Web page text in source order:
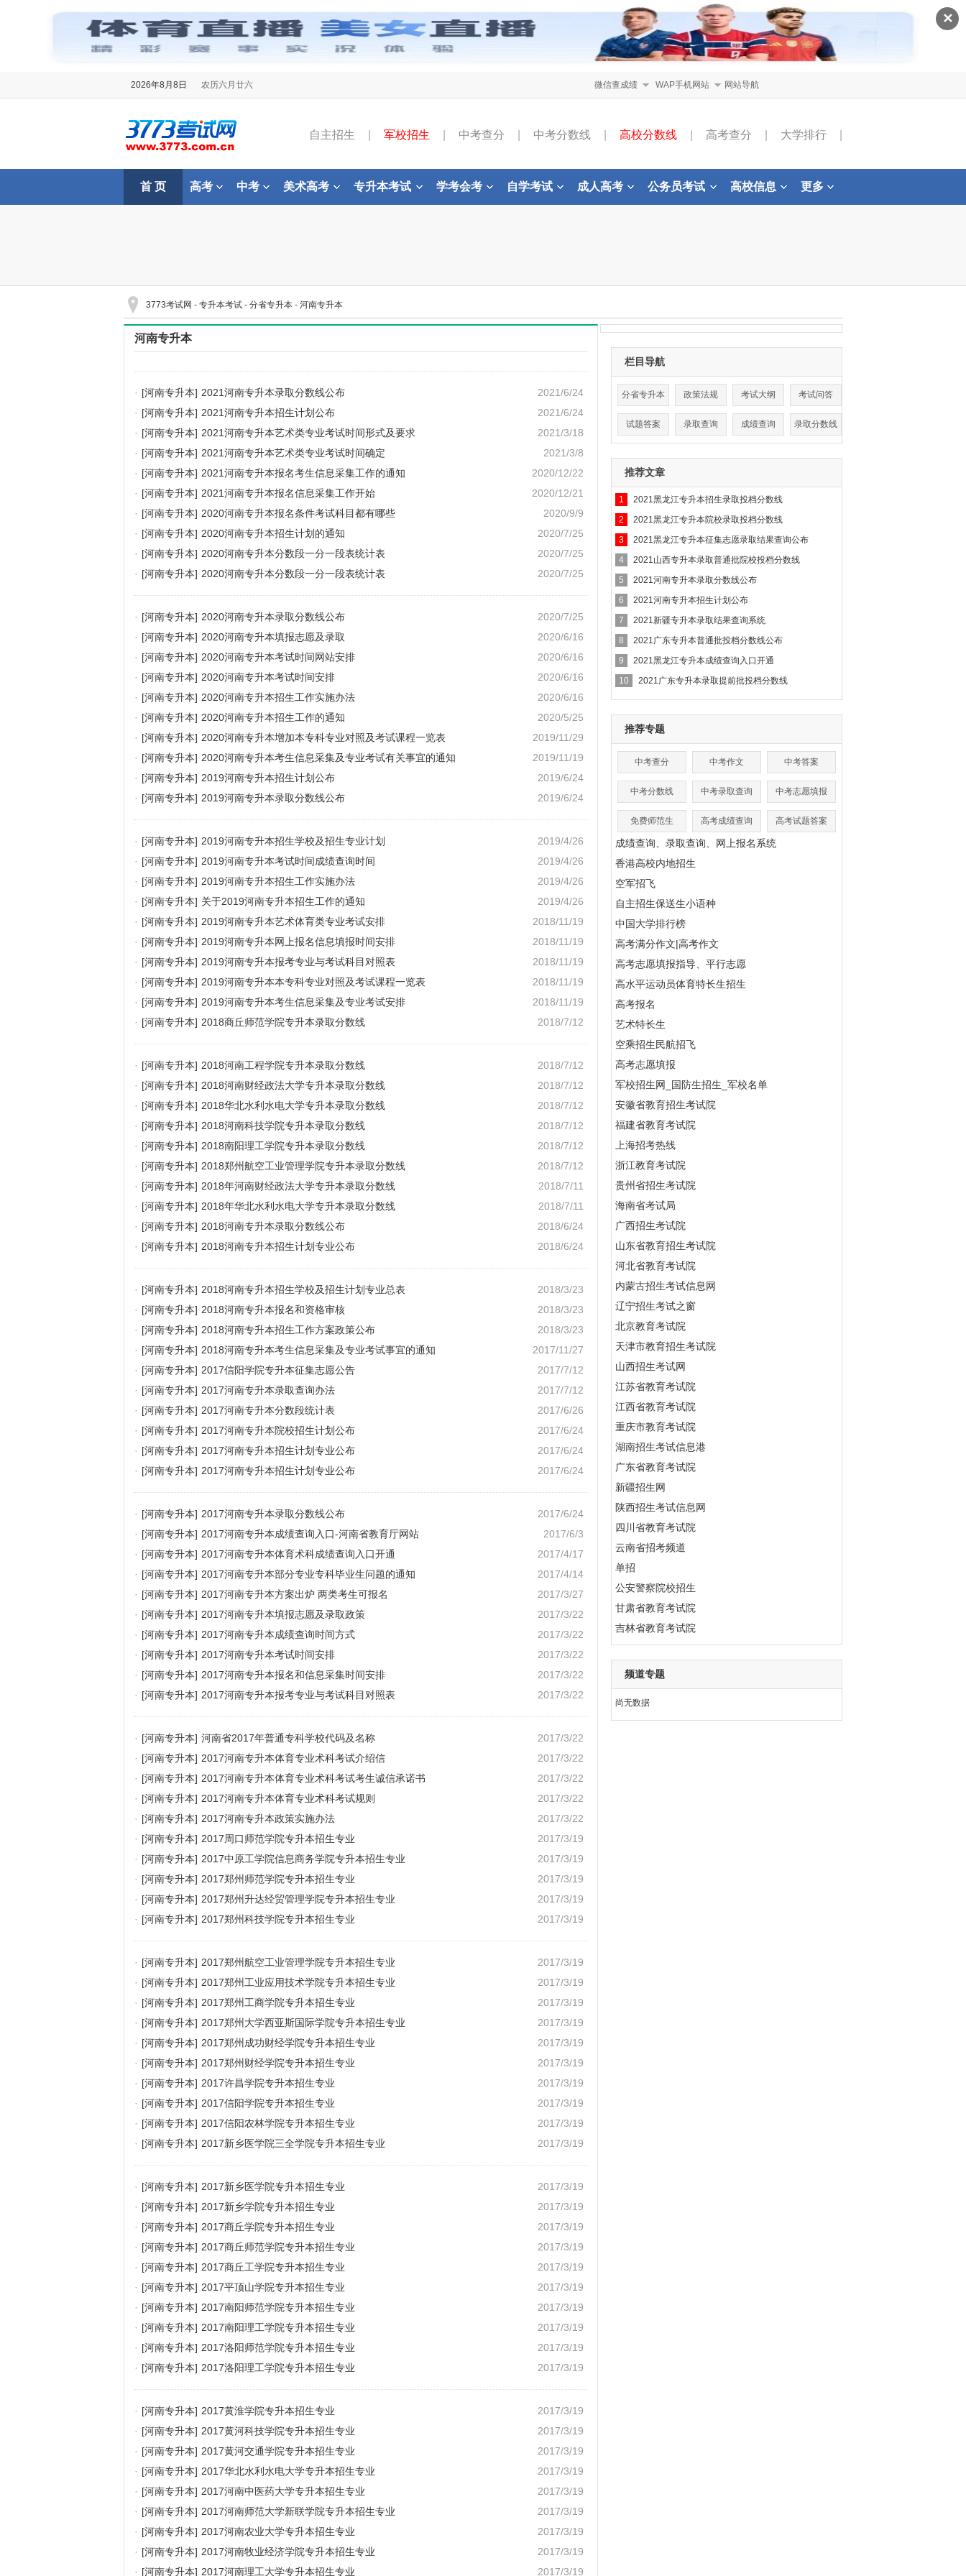
✕
2026年8月8日 农历六月廿六 微信查成绩 WAP手机网站 网站导航
自主招生 军校招生 中考查分 中考分数线 高校分数线 高考查分 大学排行
首 页 高考 中考 美术高考 专升本考试 学考会考 自学考试 成人高考 公务员考试 高校信息 更多
3773考试网 - 专升本考试 - 分省专升本 - 河南专升本
河南专升本
2021/6/24
· [河南专升本] 2021河南专升本录取分数线公布
2021/6/24
· [河南专升本] 2021河南专升本招生计划公布
2021/3/18
· [河南专升本] 2021河南专升本艺术类专业考试时间形式及要求
2021/3/8
· [河南专升本] 2021河南专升本艺术类专业考试时间确定
2020/12/22
· [河南专升本] 2021河南专升本报名考生信息采集工作的通知
2020/12/21
· [河南专升本] 2021河南专升本报名信息采集工作开始
2020/9/9
· [河南专升本] 2020河南专升本报名条件考试科目都有哪些
2020/7/25
· [河南专升本] 2020河南专升本招生计划的通知
2020/7/25
· [河南专升本] 2020河南专升本分数段一分一段表统计表
2020/7/25
· [河南专升本] 2020河南专升本分数段一分一段表统计表
2020/7/25
· [河南专升本] 2020河南专升本录取分数线公布
2020/6/16
· [河南专升本] 2020河南专升本填报志愿及录取
2020/6/16
· [河南专升本] 2020河南专升本考试时间网站安排
2020/6/16
· [河南专升本] 2020河南专升本考试时间安排
2020/6/16
· [河南专升本] 2020河南专升本招生工作实施办法
2020/5/25
· [河南专升本] 2020河南专升本招生工作的通知
2019/11/29
· [河南专升本] 2020河南专升本增加本专科专业对照及考试课程一览表
2019/11/19
· [河南专升本] 2020河南专升本考生信息采集及专业考试有关事宜的通知
2019/6/24
· [河南专升本] 2019河南专升本招生计划公布
2019/6/24
· [河南专升本] 2019河南专升本录取分数线公布
2019/4/26
· [河南专升本] 2019河南专升本招生学校及招生专业计划
2019/4/26
· [河南专升本] 2019河南专升本考试时间成绩查询时间
2019/4/26
· [河南专升本] 2019河南专升本招生工作实施办法
2019/4/26
· [河南专升本] 关于2019河南专升本招生工作的通知
2018/11/19
· [河南专升本] 2019河南专升本艺术体育类专业考试安排
2018/11/19
· [河南专升本] 2019河南专升本网上报名信息填报时间安排
2018/11/19
· [河南专升本] 2019河南专升本报考专业与考试科目对照表
2018/11/19
· [河南专升本] 2019河南专升本本专科专业对照及考试课程一览表
2018/11/19
· [河南专升本] 2019河南专升本考生信息采集及专业考试安排
2018/7/12
· [河南专升本] 2018商丘师范学院专升本录取分数线
2018/7/12
· [河南专升本] 2018河南工程学院专升本录取分数线
2018/7/12
· [河南专升本] 2018河南财经政法大学专升本录取分数线
2018/7/12
· [河南专升本] 2018华北水利水电大学专升本录取分数线
2018/7/12
· [河南专升本] 2018河南科技学院专升本录取分数线
2018/7/12
· [河南专升本] 2018南阳理工学院专升本录取分数线
2018/7/12
· [河南专升本] 2018郑州航空工业管理学院专升本录取分数线
2018/7/11
· [河南专升本] 2018年河南财经政法大学专升本录取分数线
2018/7/11
· [河南专升本] 2018年华北水利水电大学专升本录取分数线
2018/6/24
· [河南专升本] 2018河南专升本录取分数线公布
2018/6/24
· [河南专升本] 2018河南专升本招生计划专业公布
2018/3/23
· [河南专升本] 2018河南专升本招生学校及招生计划专业总表
2018/3/23
· [河南专升本] 2018河南专升本报名和资格审核
2018/3/23
· [河南专升本] 2018河南专升本招生工作方案政策公布
2017/11/27
· [河南专升本] 2018河南专升本考生信息采集及专业考试事宜的通知
2017/7/12
· [河南专升本] 2017信阳学院专升本征集志愿公告
2017/7/12
· [河南专升本] 2017河南专升本录取查询办法
2017/6/26
· [河南专升本] 2017河南专升本分数段统计表
2017/6/24
· [河南专升本] 2017河南专升本院校招生计划公布
2017/6/24
· [河南专升本] 2017河南专升本招生计划专业公布
2017/6/24
· [河南专升本] 2017河南专升本招生计划专业公布
2017/6/24
· [河南专升本] 2017河南专升本录取分数线公布
2017/6/3
· [河南专升本] 2017河南专升本成绩查询入口-河南省教育厅网站
2017/4/17
· [河南专升本] 2017河南专升本体育术科成绩查询入口开通
2017/4/14
· [河南专升本] 2017河南专升本部分专业专科毕业生问题的通知
2017/3/27
· [河南专升本] 2017河南专升本方案出炉 两类考生可报名
2017/3/22
· [河南专升本] 2017河南专升本填报志愿及录取政策
2017/3/22
· [河南专升本] 2017河南专升本成绩查询时间方式
2017/3/22
· [河南专升本] 2017河南专升本考试时间安排
2017/3/22
· [河南专升本] 2017河南专升本报名和信息采集时间安排
2017/3/22
· [河南专升本] 2017河南专升本报考专业与考试科目对照表
2017/3/22
· [河南专升本] 河南省2017年普通专科学校代码及名称
2017/3/22
· [河南专升本] 2017河南专升本体育专业术科考试介绍信
2017/3/22
· [河南专升本] 2017河南专升本体育专业术科考试考生诚信承诺书
2017/3/22
· [河南专升本] 2017河南专升本体育专业术科考试规则
2017/3/22
· [河南专升本] 2017河南专升本政策实施办法
2017/3/19
· [河南专升本] 2017周口师范学院专升本招生专业
2017/3/19
· [河南专升本] 2017中原工学院信息商务学院专升本招生专业
2017/3/19
· [河南专升本] 2017郑州师范学院专升本招生专业
2017/3/19
· [河南专升本] 2017郑州升达经贸管理学院专升本招生专业
2017/3/19
· [河南专升本] 2017郑州科技学院专升本招生专业
2017/3/19
· [河南专升本] 2017郑州航空工业管理学院专升本招生专业
2017/3/19
· [河南专升本] 2017郑州工业应用技术学院专升本招生专业
2017/3/19
· [河南专升本] 2017郑州工商学院专升本招生专业
2017/3/19
· [河南专升本] 2017郑州大学西亚斯国际学院专升本招生专业
2017/3/19
· [河南专升本] 2017郑州成功财经学院专升本招生专业
2017/3/19
· [河南专升本] 2017郑州财经学院专升本招生专业
2017/3/19
· [河南专升本] 2017许昌学院专升本招生专业
2017/3/19
· [河南专升本] 2017信阳学院专升本招生专业
2017/3/19
· [河南专升本] 2017信阳农林学院专升本招生专业
2017/3/19
· [河南专升本] 2017新乡医学院三全学院专升本招生专业
2017/3/19
· [河南专升本] 2017新乡医学院专升本招生专业
2017/3/19
· [河南专升本] 2017新乡学院专升本招生专业
2017/3/19
· [河南专升本] 2017商丘学院专升本招生专业
2017/3/19
· [河南专升本] 2017商丘师范学院专升本招生专业
2017/3/19
· [河南专升本] 2017商丘工学院专升本招生专业
2017/3/19
· [河南专升本] 2017平顶山学院专升本招生专业
2017/3/19
· [河南专升本] 2017南阳师范学院专升本招生专业
2017/3/19
· [河南专升本] 2017南阳理工学院专升本招生专业
2017/3/19
· [河南专升本] 2017洛阳师范学院专升本招生专业
2017/3/19
· [河南专升本] 2017洛阳理工学院专升本招生专业
2017/3/19
· [河南专升本] 2017黄淮学院专升本招生专业
2017/3/19
· [河南专升本] 2017黄河科技学院专升本招生专业
2017/3/19
· [河南专升本] 2017黄河交通学院专升本招生专业
2017/3/19
· [河南专升本] 2017华北水利水电大学专升本招生专业
2017/3/19
· [河南专升本] 2017河南中医药大学专升本招生专业
2017/3/19
· [河南专升本] 2017河南师范大学新联学院专升本招生专业
2017/3/19
· [河南专升本] 2017河南农业大学专升本招生专业
2017/3/19
· [河南专升本] 2017河南牧业经济学院专升本招生专业
2017/3/19
· [河南专升本] 2017河南理工大学专升本招生专业
栏目导航
分省专升本 政策法规 考试大纲 考试问答
试题答案 录取查询 成绩查询 录取分数线
推荐文章
1
2021黑龙江专升本招生录取投档分数线
2
2021黑龙江专升本院校录取投档分数线
3
2021黑龙江专升本征集志愿录取结果查询公布
4
2021山西专升本录取普通批院校投档分数线
5
2021河南专升本录取分数线公布
6
2021河南专升本招生计划公布
7
2021新疆专升本录取结果查询系统
8
2021广东专升本普通批投档分数线公布
9
2021黑龙江专升本成绩查询入口开通
10
2021广东专升本录取提前批投档分数线
推荐专题
中考查分 中考作文 中考答案
中考分数线 中考录取查询 中考志愿填报
免费师范生 高考成绩查询 高考试题答案
成绩查询、录取查询、网上报名系统
香港高校内地招生
空军招飞
自主招生保送生小语种
中国大学排行榜
高考满分作文|高考作文
高考志愿填报指导、平行志愿
高水平运动员体育特长生招生
高考报名
艺术特长生
空乘招生民航招飞
高考志愿填报
军校招生网_国防生招生_军校名单
安徽省教育招生考试院
福建省教育考试院
上海招考热线
浙江教育考试院
贵州省招生考试院
海南省考试局
广西招生考试院
山东省教育招生考试院
河北省教育考试院
内蒙古招生考试信息网
辽宁招生考试之窗
北京教育考试院
天津市教育招生考试院
山西招生考试网
江苏省教育考试院
江西省教育考试院
重庆市教育考试院
湖南招生考试信息港
广东省教育考试院
新疆招生网
陕西招生考试信息网
四川省教育考试院
云南省招考频道
单招
公安警察院校招生
甘肃省教育考试院
吉林省教育考试院
频道专题
尚无数据